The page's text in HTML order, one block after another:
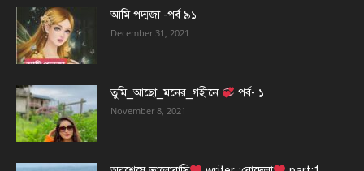
আমি পদ্মজা -পর্ব ৯১
December 31, 2021
তুমি_আছো_মনের_গহীনে পর্ব- ১
November 8, 2021